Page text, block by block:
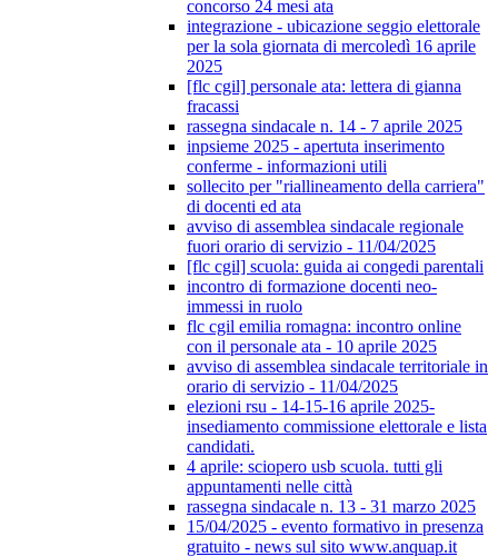
concorso 24 mesi ata
integrazione - ubicazione seggio elettorale
per la sola giornata di mercoledì 16 aprile
2025
[flc cgil] personale ata: lettera di gianna
fracassi
rassegna sindacale n. 14 - 7 aprile 2025
inpsieme 2025 - apertuta inserimento
conferme - informazioni utili
sollecito per "riallineamento della carriera"
di docenti ed ata
avviso di assemblea sindacale regionale
fuori orario di servizio - 11/04/2025
[flc cgil] scuola: guida ai congedi parentali
incontro di formazione docenti neo-
immessi in ruolo
flc cgil emilia romagna: incontro online
con il personale ata - 10 aprile 2025
avviso di assemblea sindacale territoriale in
orario di servizio - 11/04/2025
elezioni rsu - 14-15-16 aprile 2025-
insediamento commissione elettorale e lista
candidati.
4 aprile: sciopero usb scuola. tutti gli
appuntamenti nelle città
rassegna sindacale n. 13 - 31 marzo 2025
15/04/2025 - evento formativo in presenza
gratuito - news sul sito www.anquap.it